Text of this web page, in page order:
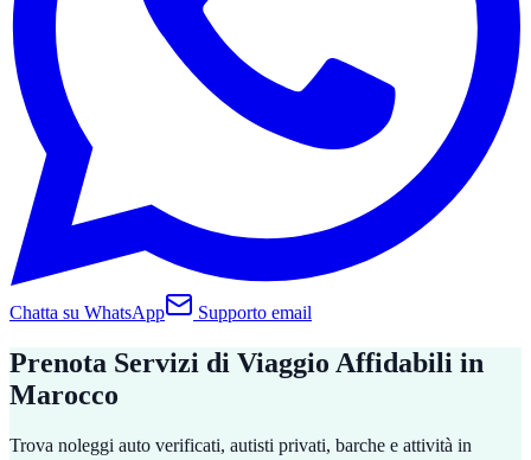
Chatta su WhatsApp Supporto email
Prenota Servizi di Viaggio Affidabili in
Marocco
Trova noleggi auto verificati, autisti privati, barche e attività in